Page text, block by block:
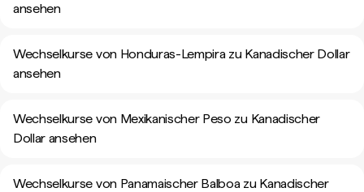
ansehen
Wechselkurse von Honduras-Lempira zu Kanadischer Dollar
ansehen
Wechselkurse von Mexikanischer Peso zu Kanadischer
Dollar ansehen
Wechselkurse von Panamaischer Balboa zu Kanadischer